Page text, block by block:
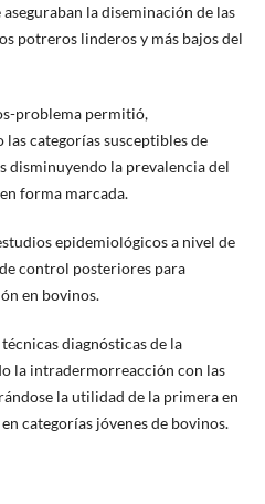
la diseminación de las
potreros linderos y más bajos del
problema permitió,
categorías susceptibles de
disminuyendo la prevalencia del
forma marcada.
epidemiológicos a nivel de
control posteriores para
en bovinos.
diagnósticas de la
la intradermorreacción con las
la utilidad de la primera en
categorías jóvenes de bovinos.